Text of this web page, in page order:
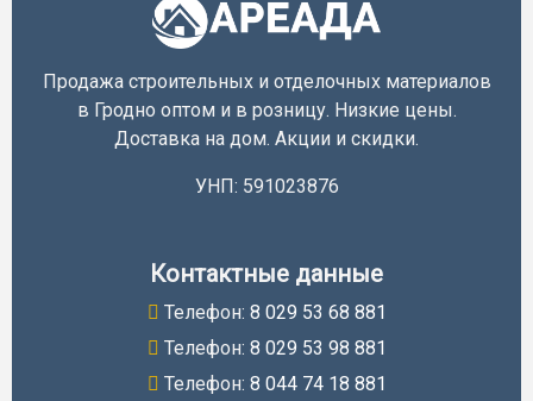
Продажа строительных и отделочных материалов
в Гродно оптом и в розницу. Низкие цены.
Доставка на дом. Акции и скидки.
УНП: 591023876
Контактные данные
Телефон: 8 029 53 68 881
Телефон: 8 029 53 98 881
Телефон: 8 044 74 18 881